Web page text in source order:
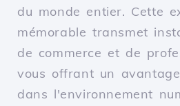
du monde entier. Cette
mémorable transmet
de commerce et de
vous offrant un
dans l'environnement